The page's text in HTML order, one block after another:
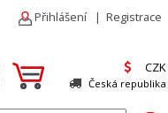
Přihlášení | Registrace
CZK
Česká republika